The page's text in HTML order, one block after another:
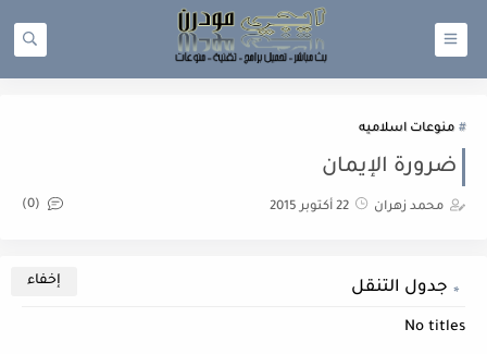
منوعات اسلاميه
ضرورة الإيمان
محمد زهران 22 أكتوبر 2015 (0)
جدول التنقل
No titles